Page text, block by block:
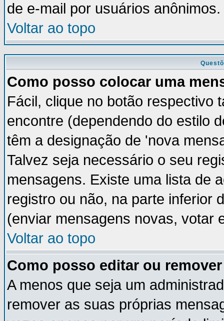
de e-mail por usuários anônimos.
Voltar ao topo
Como posso colocar uma
Fácil, clique no botão respectivo
encontre (dependendo do estilo
têm a designação de 'nova
Talvez seja necessário o seu
mensagens. Existe uma lista de
registro ou não, na parte inferior
(enviar mensagens novas, votar
Voltar ao topo
Como posso editar ou
A menos que seja um
remover as suas próprias